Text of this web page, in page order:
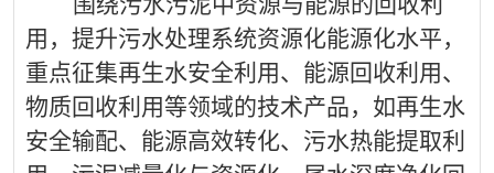
用，提升污水处理系统资源化能源化水平，
重点征集再生水安全利用、能源回收利用、
物质回收利用等领域的技术产品，如再生水
安全输配、能源高效转化、污水热能提取利